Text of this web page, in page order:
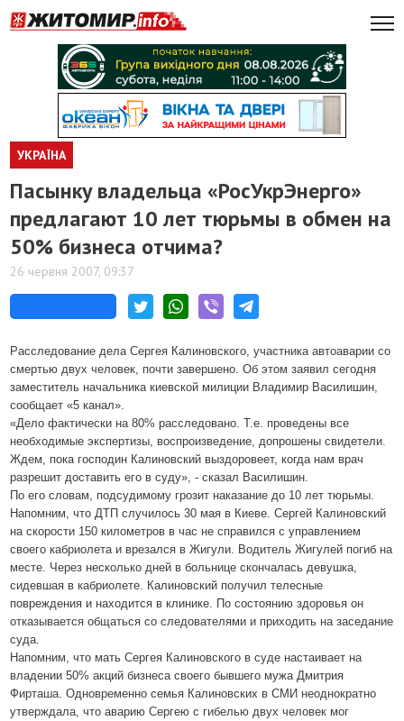
УКРАЇНА
Пасынку владельца «РосУкрЭнерго»
предлагают 10 лет тюрьмы в обмен на
50% бизнеса отчима?
26 червня 2007, 09:37
Расследование дела Сергея Калиновского, участника автоаварии со
смертью двух человек, почти завершено. Об этом заявил сегодня
заместитель начальника киевской милиции Владимир Василишин,
сообщает «5 канал».
«Дело фактически на 80% расследовано. Т.е. проведены все
необходимые экспертизы, воспроизведение, допрошены свидетели.
Ждем, пока господин Калиновский выздоровеет, когда нам врач
разрешит доставить его в суду», - сказал Василишин.
По его словам, подсудимому грозит наказание до 10 лет тюрьмы.
Напомним, что ДТП случилось 30 мая в Киеве. Сергей Калиновский
на скорости 150 километров в час не справился с управлением
своего кабриолета и врезался в Жигули. Водитель Жигулей погиб на
месте. Через несколько дней в больнице скончалась девушка,
сидевшая в кабриолете. Калиновский получил телесные
повреждения и находится в клинике. По состоянию здоровья он
отказывается общаться со следователями и приходить на заседание
суда.
Напомним, что мать Сергея Калиновского в суде настаивает на
владении 50% акций бизнеса своего бывшего мужа Дмитрия
Фирташа. Одновременно семья Калиновских в СМИ неоднократно
утверждала, что аварию Сергею с гибелью двух человек мог